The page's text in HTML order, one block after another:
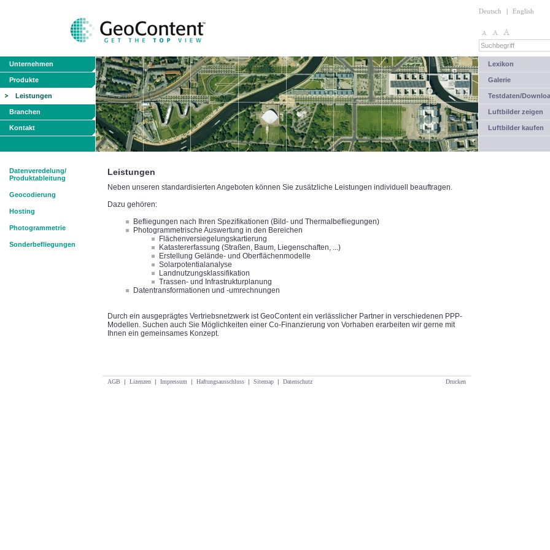
Deutsch | English
Unternehmen
Produkte
Leistungen
Branchen
Kontakt
Lexikon
Galerie
Testdaten/
Luftbilder zeigen
Luftbilder kaufen
Datenveredelung/
Produktableitung
Geocodierung
Hosting
Photogrammetrie
Sonderbefliegungen
Leistungen
Neben unseren standardisierten Angeboten können Sie zusätzliche Leistungen individuell beauftragen.
Dazu gehören:
Befliegungen nach Ihren Spezifikationen (Bild- und Thermalbefliegungen)
Photogrammetrische Auswertung in den Bereichen
Flächenversiegelungskartierung
Katastererfassung (Straßen, Baum, Liegenschaften, ...)
Erstellung Gelände- und Oberflächenmodelle
Solarpotentialanalyse
Landnutzungsklassifikation
Trassen- und Infrastrukturplanung
Datentransformationen und -umrechnungen
Durch ein ausgeprägtes Vertriebsnetzwerk ist GeoContent ein verlässlicher Partner in verschiedenen PPP-
Modellen. Suchen auch Sie Möglichkeiten einer Co-Finanzierung von Vorhaben erarbeiten wir gerne mit
Ihnen ein gemeinsames Konzept.
AGB | Lizenzen | Impressum | Haftungsausschluss | Sitemap | Datenschutz Drucken